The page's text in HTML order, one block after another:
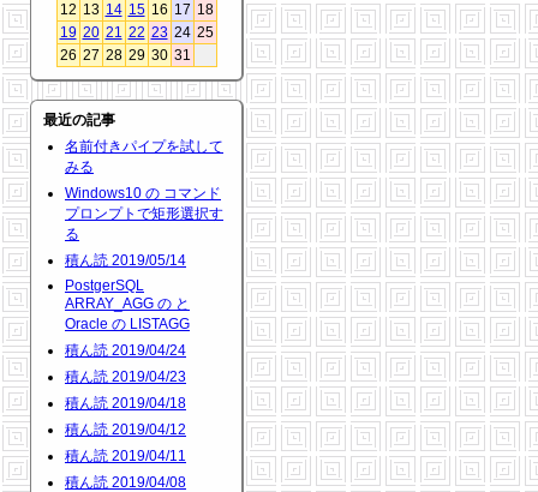
12 13 14 15 16 17 18
19 20 21 22 23 24 25
26 27 28 29 30 31
最近の記事
名前付きパイプを試して
みる
Windows10 の コマンド
プロンプトで矩形選択す
る
積ん読 2019/05/14
PostgerSQL
ARRAY_AGG の と
Oracle の LISTAGG
積ん読 2019/04/24
積ん読 2019/04/23
積ん読 2019/04/18
積ん読 2019/04/12
積ん読 2019/04/11
積ん読 2019/04/08